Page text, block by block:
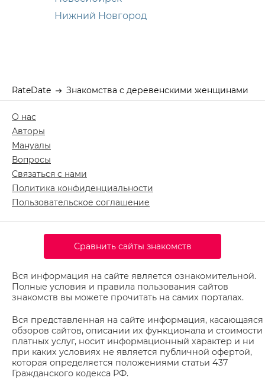
Нижний Новгород
RateDate Знакомства с деревенскими женщинами
О нас
Авторы
Мануалы
Вопросы
Связаться с нами
Политика конфиденциальности
Пользовательское соглашение
Сравнить сайты знакомств
Вся информация на сайте является ознакомительной.
Полные условия и правила пользования сайтов
знакомств вы можете прочитать на самих порталах.
Вся представленная на сайте информация, касающаяся
обзоров сайтов, описании их функционала и стоимости
платных услуг, носит информационный характер и ни
при каких условиях не является публичной офертой,
которая определяется положениями статьи 437
Гражданского кодекса РФ.